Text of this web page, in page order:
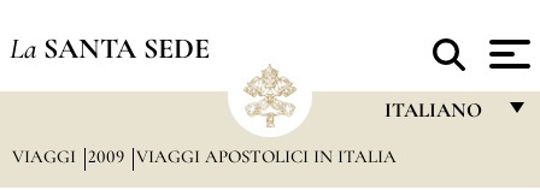
La SANTA SEDE
ITALIANO
FRANÇAIS
VIAGGI 2009 VIAGGI APOSTOLICI IN ITALIA